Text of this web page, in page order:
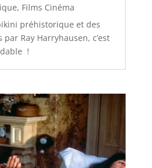
, Films Cinéma
préhistorique et des
Ray Harryhausen, c’est
!